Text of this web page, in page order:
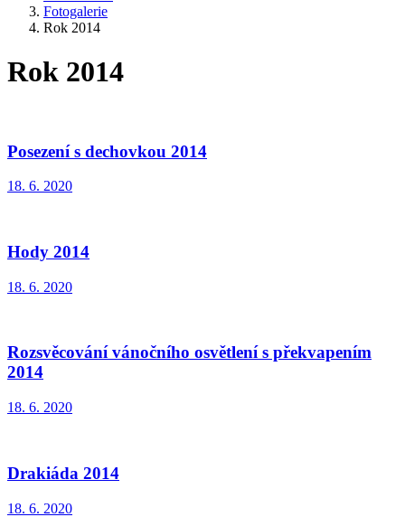
Fotogalerie
Rok 2014
Rok 2014
Posezení s dechovkou 2014
18. 6. 2020
Hody 2014
18. 6. 2020
Rozsvěcování vánočního osvětlení s překvapením
2014
18. 6. 2020
Drakiáda 2014
18. 6. 2020